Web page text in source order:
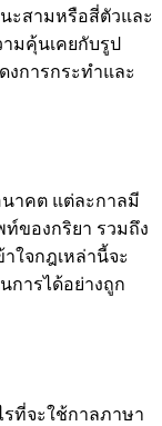
ะสามหรือสี่ตัวและ
มคุ้นเคยกับรูป
การกระทําและ
าคต แต่ละกาลมี
ของกริยา รวมถึง
ใจกฎเหล่านี้จะ
การได้อย่างถูก
รที่จะใช้กาลภาษา